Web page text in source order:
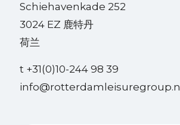
Schiehavenkade 252
3024 EZ 鹿特丹
荷兰
t +31(0)10-244 98 39
info@rotterdamleisuregroup.nl